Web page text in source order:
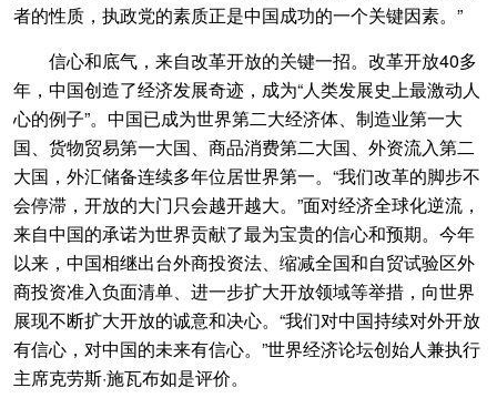
者的性质，执政党的素质正是中国成功的一个关键因素。”
信心和底气，来自改革开放的关键一招。改革开放40多
年，中国创造了经济发展奇迹，成为“人类发展史上最激动人
心的例子”。中国已成为世界第二大经济体、制造业第一大
国、货物贸易第一大国、商品消费第二大国、外资流入第二
大国，外汇储备连续多年位居世界第一。“我们改革的脚步不
会停滞，开放的大门只会越开越大。”面对经济全球化逆流，
来自中国的承诺为世界贡献了最为宝贵的信心和预期。今年
以来，中国相继出台外商投资法、缩减全国和自贸试验区外
商投资准入负面清单、进一步扩大开放领域等举措，向世界
展现不断扩大开放的诚意和决心。“我们对中国持续对外开放
有信心，对中国的未来有信心。”世界经济论坛创始人兼执行
主席克劳斯·施瓦布如是评价。